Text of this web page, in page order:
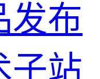
发布
子站